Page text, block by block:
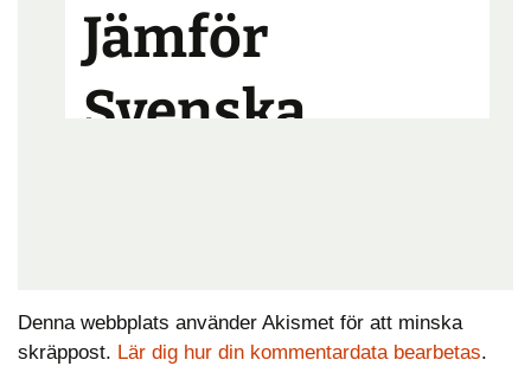
Denna webbplats använder Akismet för att minska
skräppost. Lär dig hur din kommentardata bearbetas.